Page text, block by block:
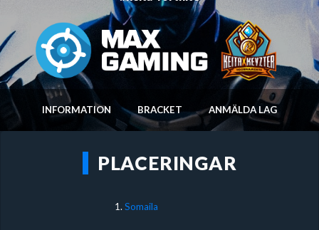
INFORMATION BRACKET ANMÄLDA LAG
PLACERINGAR
1. Somaila